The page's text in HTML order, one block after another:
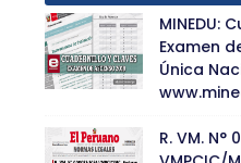
MINEDU:
Examen
Única
R. VM.